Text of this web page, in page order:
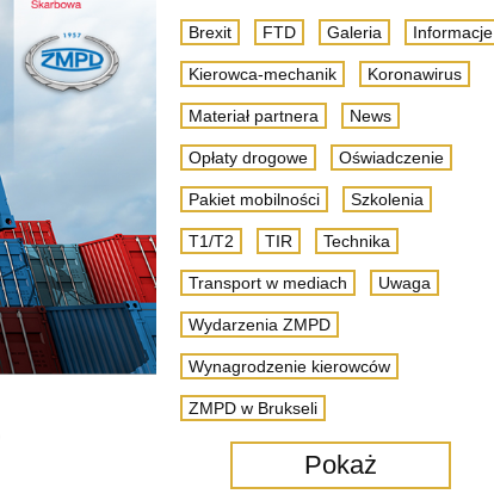
Brexit FTD Galeria Informacje
Kierowca-mechanik Koronawirus
Materiał partnera News
Opłaty drogowe Oświadczenie
Pakiet mobilności Szkolenia
T1/T2 TIR Technika
Transport w mediach Uwaga
Wydarzenia ZMPD
Wynagrodzenie kierowców
ZMPD w Brukseli
Pokaż